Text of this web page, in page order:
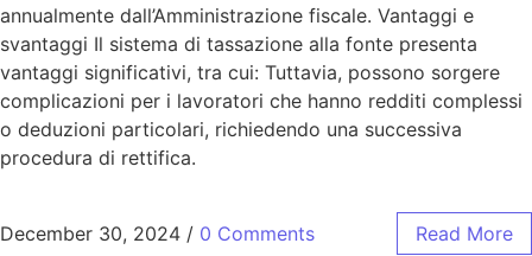
annualmente dall’Amministrazione fiscale. Vantaggi e
svantaggi Il sistema di tassazione alla fonte presenta
vantaggi significativi, tra cui: Tuttavia, possono sorgere
complicazioni per i lavoratori che hanno redditi complessi
o deduzioni particolari, richiedendo una successiva
procedura di rettifica.
December 30, 2024 / 0 Comments Read More